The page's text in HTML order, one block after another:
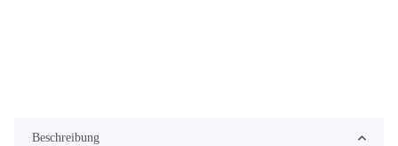
Beschreibung